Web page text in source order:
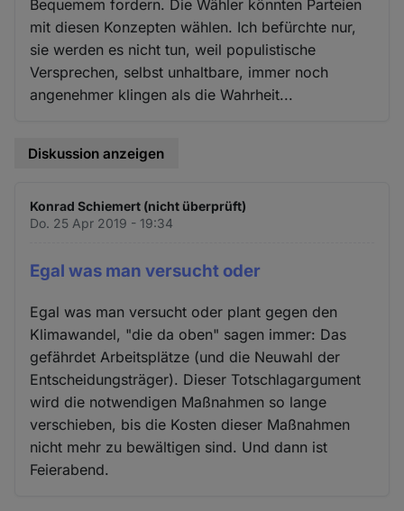
Bequemem fordern. Die Wähler könnten Parteien
mit diesen Konzepten wählen. Ich befürchte nur,
sie werden es nicht tun, weil populistische
Versprechen, selbst unhaltbare, immer noch
angenehmer klingen als die Wahrheit...
Diskussion anzeigen
Konrad Schiemert (nicht überprüft)
Do. 25 Apr 2019 - 19:34
Egal was man versucht oder
Egal was man versucht oder plant gegen den
Klimawandel, "die da oben" sagen immer: Das
gefährdet Arbeitsplätze (und die Neuwahl der
Entscheidungsträger). Dieser Totschlagargument
wird die notwendigen Maßnahmen so lange
verschieben, bis die Kosten dieser Maßnahmen
nicht mehr zu bewältigen sind. Und dann ist
Feierabend.